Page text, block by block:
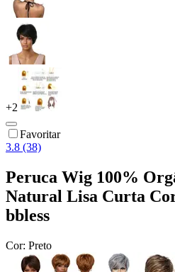
+2
Favoritar
3.8 (38)
Peruca Wig 100%
Natural Lisa Curta
bbless
Cor: Preto